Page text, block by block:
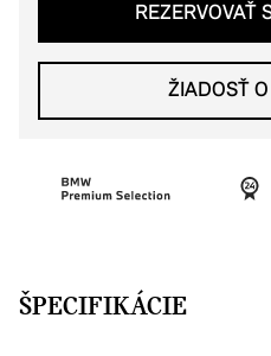
REZERVOVAŤ
ŽIADOSŤ
ŠPECIFIKÁCIE